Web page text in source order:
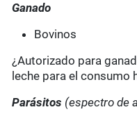
Ganado
Bovinos
¿Autorizado para
leche para el consumo
Parásitos (espectro de